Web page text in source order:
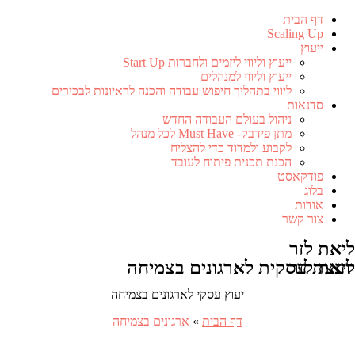
דף הבית
Scaling Up
ייעוץ
ייעוץ וליווי ליזמים ולחברות Start Up
ייעוץ וליווי למנהלים
ליווי בתהליך חיפוש עבודה והכנה לראיונות לבכירים
סדנאות
ניהול בעולם העבודה החדש
מתן פידבק- Must Have לכל מנהל
לקבוע ולמדוד כדי להצליח
הכנת תכנית פיתוח לעובד
פודקאסט
בלוג
אודות
צור קשר
ליאת לזר
ליאת לזר
יועצת עסקית לארגונים בצמיחה
יעוץ עסקי לארגונים בצמיחה
דף הבית » ארגונים בצמיחה